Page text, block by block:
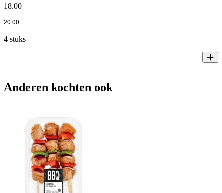
18.00
20.00
4 stuks
Anderen kochten ook